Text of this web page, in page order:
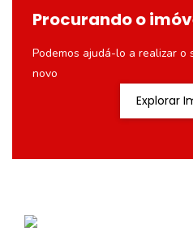
Procurando o
Podemos ajudá-lo a realizar o
novo
Explorar